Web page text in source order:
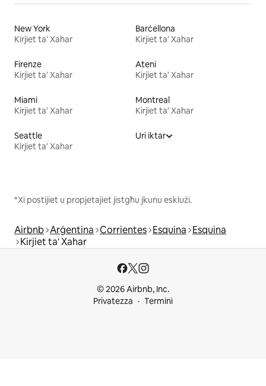
New York
Kirjiet ta' Xahar
Barċellona
Kirjiet ta' Xahar
Firenze
Kirjiet ta' Xahar
Ateni
Kirjiet ta' Xahar
Miami
Kirjiet ta' Xahar
Montreal
Kirjiet ta' Xahar
Seattle
Kirjiet ta' Xahar
Uri iktar
*Xi postijiet u propjetajiet jistgħu jkunu esklużi.
Airbnb Arġentina Corrientes Esquina Esquina
Kirjiet ta' Xahar
© 2026 Airbnb, Inc.
Privatezza
Termini